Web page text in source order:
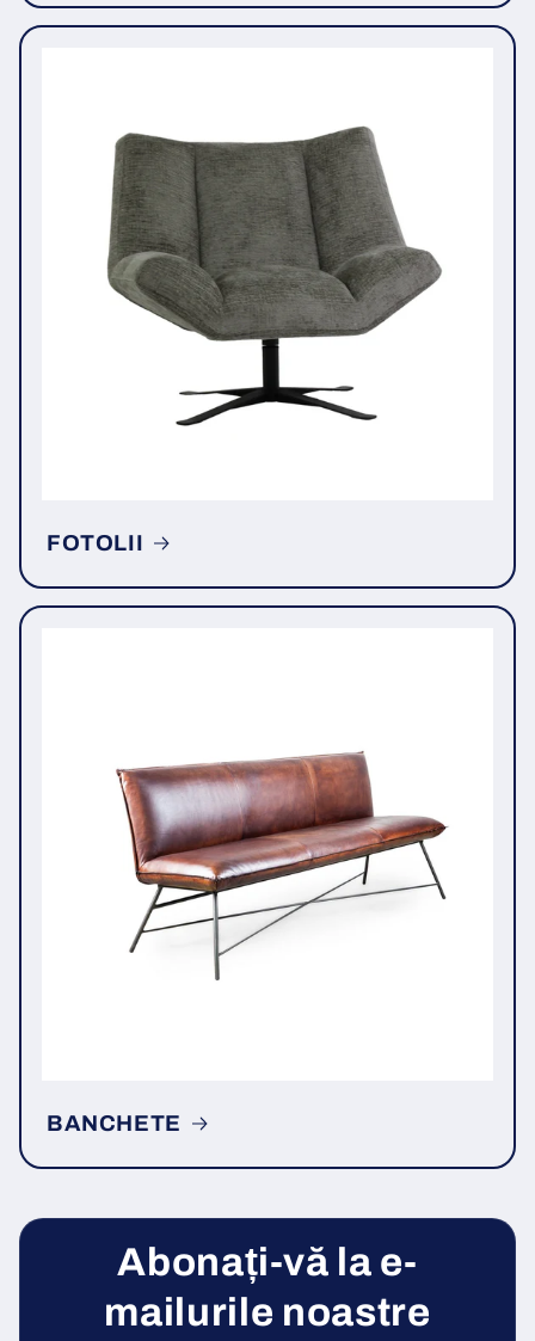
FOTOLII
BANCHETE
Abonați-vă la e-
mailurile noastre